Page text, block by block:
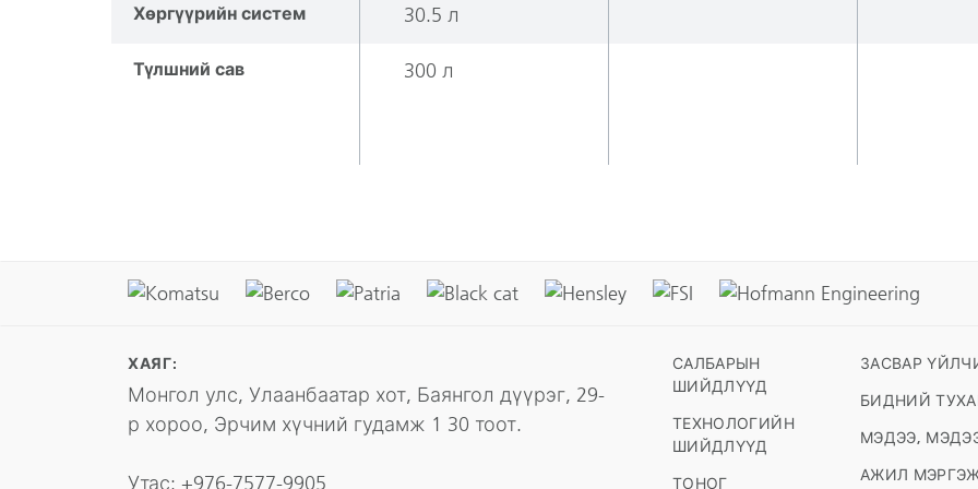
Хөргүүрийн систем 30.5 л
Түлшний сав 300 л
ХАЯГ:
Монгол улс, Улаанбаатар хот, Баянгол дүүрэг, 29-
р хороо, Эрчим хүчний гудамж 1 30 тоот.
Утас: +976-7577-9905
САЛБАРЫН
ШИЙДЛҮҮД
ТЕХНОЛОГИЙН
ШИЙДЛҮҮД
ТОНОГ
ЗАСВАР
БИДНИЙ
МЭДЭЭ,
АЖИЛ